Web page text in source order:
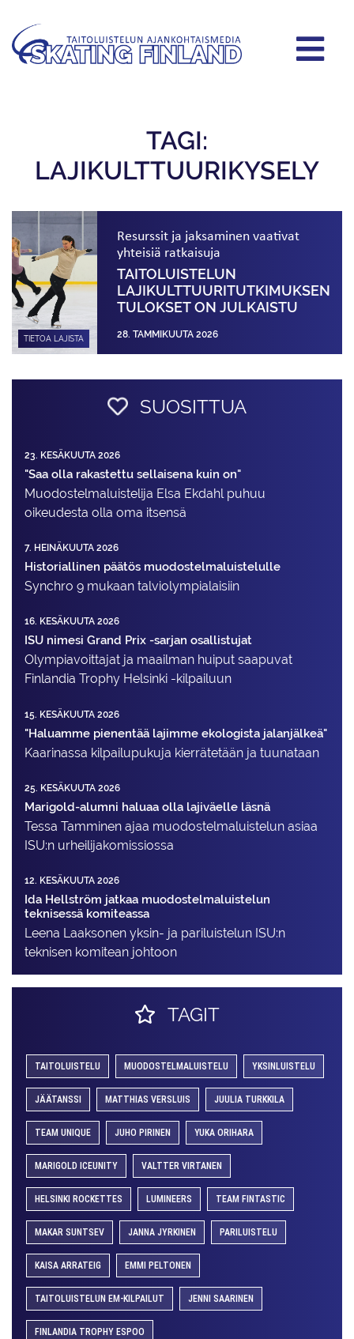
TAGI:
LAJIKULTTUURIKYSELY
TIETOA LAJISTA
Resurssit ja jaksaminen vaativat
yhteisiä ratkaisuja
TAITOLUISTELUN
LAJIKULTTUURITUTKIMUKSEN
TULOKSET ON JULKAISTU
28. TAMMIKUUTA 2026
SUOSITTUA
23. KESÄKUUTA 2026
"Saa olla rakastettu sellaisena kuin on"
Muodostelma­luistelija Elsa Ekdahl puhuu
oikeudesta olla oma itsensä
7. HEINÄKUUTA 2026
Historiallinen päätös muodostelmaluistelulle
Synchro 9 mukaan talviolympialaisiin
16. KESÄKUUTA 2026
ISU nimesi Grand Prix -sarjan osallistujat
Olympiavoittajat ja maailman huiput saapuvat
Finlandia Trophy Helsinki -kilpailuun
15. KESÄKUUTA 2026
"Haluamme pienentää lajimme ekologista jalanjälkeä"
Kaarinassa kilpailupukuja kierrätetään ja tuunataan
25. KESÄKUUTA 2026
Marigold-alumni haluaa olla lajiväelle läsnä
Tessa Tamminen ajaa muodostelma­luistelun asiaa
ISU:n urheilija­komissiossa
12. KESÄKUUTA 2026
Ida Hellström jatkaa muodostelmaluistelun
teknisessä komiteassa
Leena Laaksonen yksin- ja pariluistelun ISU:n
teknisen komitean johtoon
TAGIT
TAITOLUISTELU MUODOSTELMALUISTELU YKSINLUISTELU
JÄÄTANSSI MATTHIAS VERSLUIS JUULIA TURKKILA
TEAM UNIQUE JUHO PIRINEN YUKA ORIHARA
MARIGOLD ICEUNITY VALTTER VIRTANEN
HELSINKI ROCKETTES LUMINEERS TEAM FINTASTIC
MAKAR SUNTSEV JANNA JYRKINEN PARILUISTELU
KAISA ARRATEIG EMMI PELTONEN
TAITOLUISTELUN EM-KILPAILUT JENNI SAARINEN
FINLANDIA TROPHY ESPOO